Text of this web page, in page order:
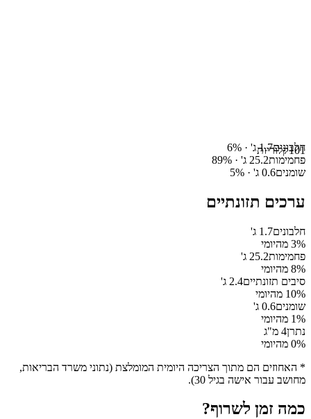
101קלוריותחלבונים1.7ג' · 6%
פחמימות25.2 ג' · 89%
שומנים0.6 ג' · 5%
ערכים תזונתיים
חלבונים1.7 ג'
3% מהיומי
פחמימות25.2 ג'
8% מהיומי
סיבים תזונתיים2.4 ג'
10% מהיומי
שומנים0.6 ג'
1% מהיומי
נתרן4 מ"ג
0% מהיומי
* האחוזים הם מתוך הצריכה היומית המומלצת (נתוני משרד הבריאות,
מחושב עבור אישה בגיל 30).
כמה זמן לשרוף?